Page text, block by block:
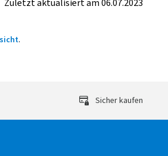
Zuletzt aktualisiert am 06.07.2023
.
Sicher kaufen